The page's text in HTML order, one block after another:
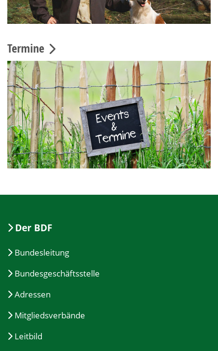
Termine
Der BDF
Bundesleitung
Bundesgeschäftsstelle
Adressen
Mitgliedsverbände
Leitbild